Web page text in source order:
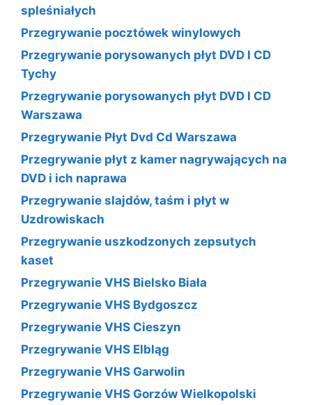
spleśniałych
Przegrywanie pocztówek winylowych
Przegrywanie porysowanych płyt DVD I CD
Tychy
Przegrywanie porysowanych płyt DVD I CD
Warszawa
Przegrywanie Płyt Dvd Cd Warszawa
Przegrywanie płyt z kamer nagrywających na
DVD i ich naprawa
Przegrywanie slajdów, taśm i płyt w
Uzdrowiskach
Przegrywanie uszkodzonych zepsutych
kaset
Przegrywanie VHS Bielsko Biała
Przegrywanie VHS Bydgoszcz
Przegrywanie VHS Cieszyn
Przegrywanie VHS Elbląg
Przegrywanie VHS Garwolin
Przegrywanie VHS Gorzów Wielkopolski